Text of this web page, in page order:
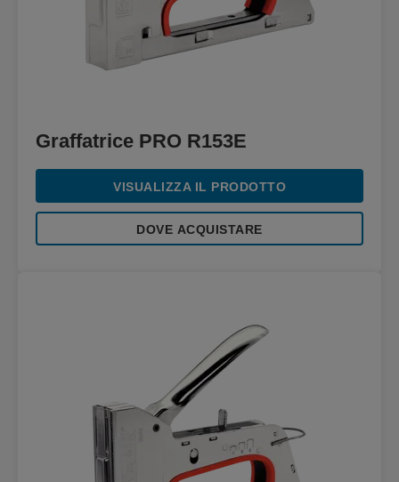
Graffatrice PRO R153E
VISUALIZZA IL PRODOTTO
DOVE ACQUISTARE